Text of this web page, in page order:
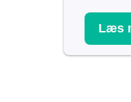
Læs